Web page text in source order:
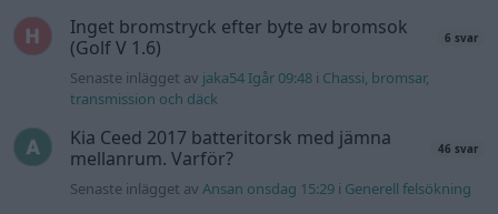
Inget bromstryck efter byte av bromsok
(Golf V 1.6)
6 svar
Senaste inlägget av jaka54 Igår 09:48 i Chassi, bromsar,
transmission och däck
Kia Ceed 2017 batteritorsk med jämna
mellanrum. Varför?
46 svar
Senaste inlägget avAnsan onsdag 15:29 i Generell felsökning